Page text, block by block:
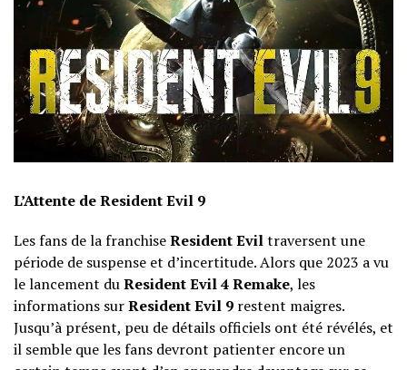
L’Attente de Resident Evil 9
Les fans de la franchiseResident Eviltraversent une
période de suspense et d’incertitude. Alors que 2023 a vu
le lancement duResident Evil 4 Remake, les
informations surResident Evil 9 restent maigres.
Jusqu’à présent, peu de détails officiels ont été révélés, et
il semble que les fans devront patienter encore un